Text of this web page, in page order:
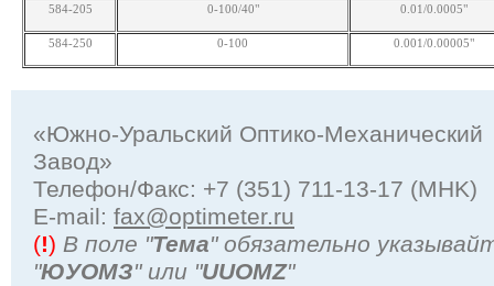
584-205 0-100/40" 0.01/0.0005"
584-250 0-100 0.001/0.00005"
«Южно-Уральский Оптико-Механический
Завод»
Телефон/Факс: +7 (351) 711-13-17 (MHK)
Е-mail: fax@optimeter.ru
(!) В поле "Тема" обязательно
"ЮУОМЗ" или "UUOMZ"